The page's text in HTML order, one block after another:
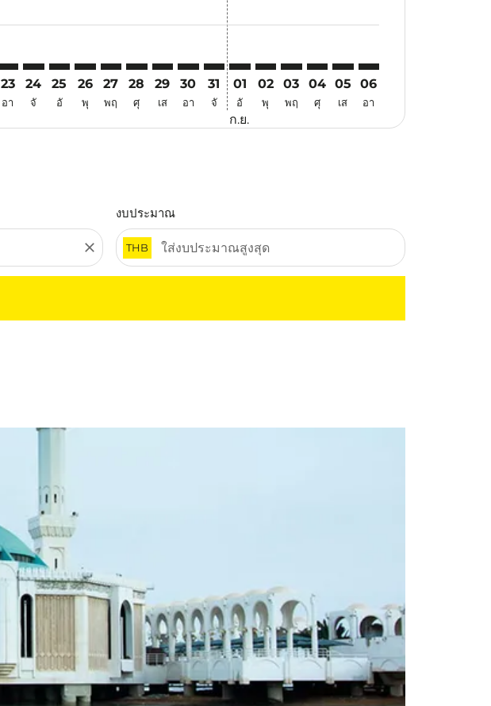
23
อา
24
จั
25
อั
26
พุ
27
พฤ
28
ศุ
29
เส
30
อา
31
จั
01
อั
ก.ย.
02
พุ
03
พฤ
04
ศุ
05
เส
06
อา
close
งบประมาณ
THB